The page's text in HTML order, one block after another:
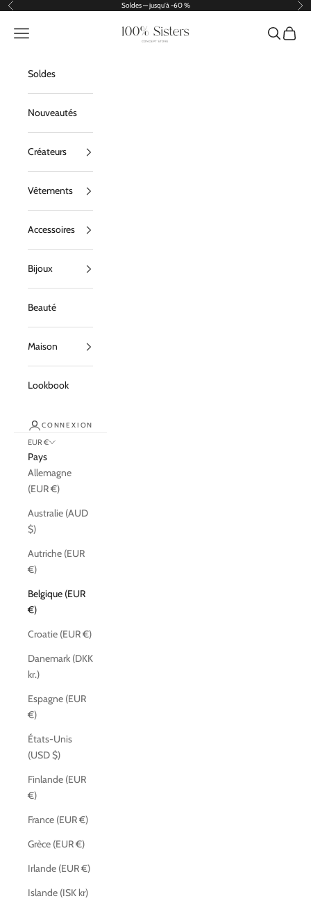
Passer au contenu
Précédent Soldes — jusqu'à -60 %
100% Sisters
Menu Recherche
Panier
Soldes
Nouveautés
Créateurs
Vêtements
Accessoires
Bijoux
Beauté
Maison
Lookbook
CONNEXION
EUR €
Pays
Allemagne
(EUR €)
Australie (AUD
$)
Autriche (EUR
€)
Belgique (EUR
€)
Croatie (EUR €)
Danemark (DKK
kr.)
Espagne (EUR
€)
États-Unis
(USD $)
Finlande (EUR
€)
France (EUR €)
Grèce (EUR €)
Irlande (EUR €)
Islande (ISK kr)